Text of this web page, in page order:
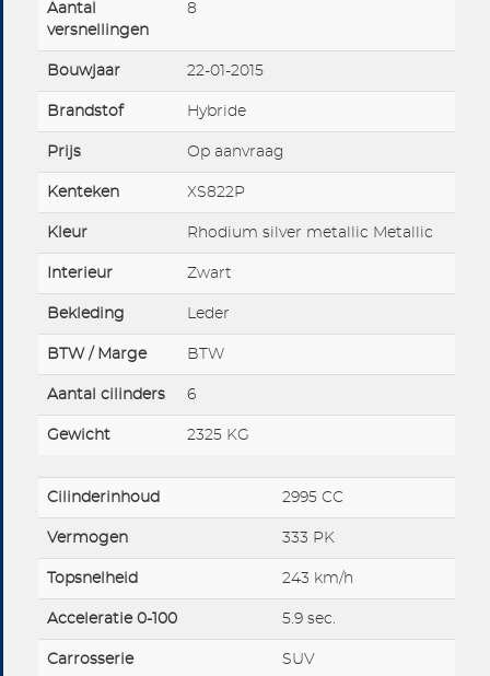
Aantal
versnellingen
8
Bouwjaar 22-01-2015
Brandstof Hybride
Prijs Op aanvraag
Kenteken XS822P
Kleur Rhodium silver metallic Metallic
Interieur Zwart
Bekleding Leder
BTW / Marge BTW
Aantal cilinders 6
Gewicht 2325 KG
Cilinderinhoud 2995 CC
Vermogen 333 PK
Topsnelheid 243 km/h
Acceleratie 0-100 5.9 sec.
Carrosserie SUV